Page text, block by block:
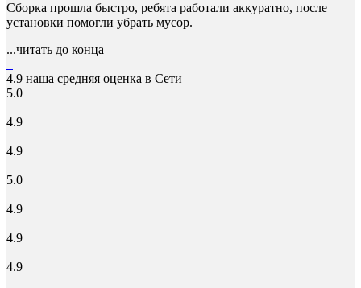
Сборка прошла быстро, ребята работали аккуратно, после
установки помогли убрать мусор.
...читать до конца
4.9 наша средняя оценка в Сети
5.0
4.9
4.9
5.0
4.9
4.9
4.9